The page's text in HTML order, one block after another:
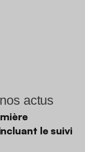
actus
le suivi